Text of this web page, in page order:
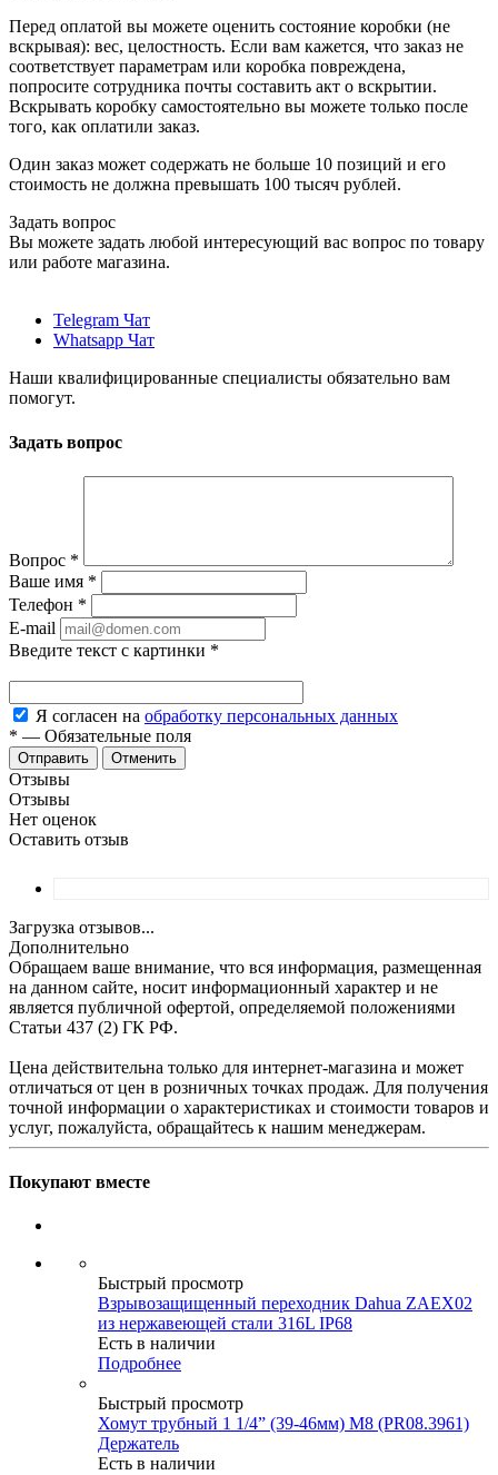
Перед оплатой вы можете оценить состояние коробки (не
вскрывая): вес, целостность. Если вам кажется, что заказ не
соответствует параметрам или коробка повреждена,
попросите сотрудника почты составить акт о вскрытии.
Вскрывать коробку самостоятельно вы можете только после
того, как оплатили заказ.
Один заказ может содержать не больше 10 позиций и его
стоимость не должна превышать 100 тысяч рублей.
Задать вопрос
Вы можете задать любой интересующий вас вопрос по товару
или работе магазина.
Telegram Чат
Whatsapp Чат
Наши квалифицированные специалисты обязательно вам
помогут.
Задать вопрос
Вопрос *
Ваше имя *
Телефон *
E-mail
Введите текст с картинки *
Я согласен на обработку персональных данных
* — Обязательные поля
Отменить
Отзывы
Отзывы
Нет оценок
Оставить отзыв
Загрузка отзывов...
Дополнительно
Обращаем ваше внимание, что вся информация, размещенная
на данном сайте, носит информационный характер и не
является публичной офертой, определяемой положениями
Статьи 437 (2) ГК РФ.
Цена действительна только для интернет-магазина и может
отличаться от цен в розничных точках продаж. Для получения
точной информации о характеристиках и стоимости товаров и
услуг, пожалуйста, обращайтесь к нашим менеджерам.
Покупают вместе
Быстрый просмотр
Взрывозащищенный переходник Dahua ZAEX02
из нержавеющей стали 316L IP68
Есть в наличии
Подробнее
Быстрый просмотр
Хомут трубный 1 1/4” (39-46мм) М8 (PR08.3961)
Держатель
Есть в наличии